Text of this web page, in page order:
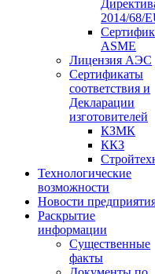
2014/68/
ASME
Лицензия АЭС
Сертификаты
соответствия и
Декларации
изготовителей
КЗМК
ККЗ
Технологические
возможности
Новости
Раскрытие
информации
Существенные
факты